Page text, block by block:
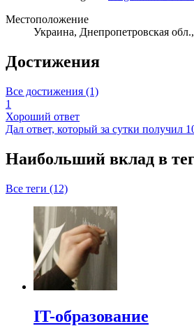
Местоположение
Украина, Днепропетровская
Достижения
Все достижения (1)
1
Хороший ответ
Дал ответ, который за сутки получил
Наибольший вклад в
Все теги (12)
IT-образование